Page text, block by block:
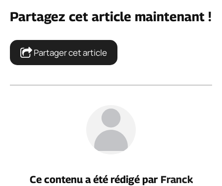
Partagez cet article maintenant !
Partager cet article
Ce contenu a été rédigé par Franck